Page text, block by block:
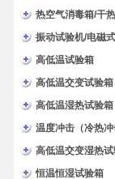
热空气消毒箱/干
振动试验机/电磁
高低温试验箱
高低温交变试验箱
高低温湿热试验箱
温度冲击（冷热
高低温交变湿热试
恒温恒湿试验箱